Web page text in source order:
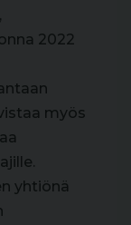
2022
myös
yhtiönä